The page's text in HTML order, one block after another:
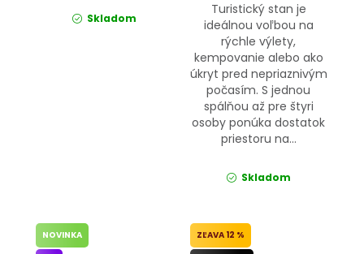
Skladom
Turistický stan je
ideálnou voľbou na
rýchle výlety,
kempovanie alebo ako
úkryt pred nepriaznivým
počasím. S jednou
spálňou až pre štyri
osoby ponúka dostatok
priestoru na...
Skladom
NOVINKA 12 %